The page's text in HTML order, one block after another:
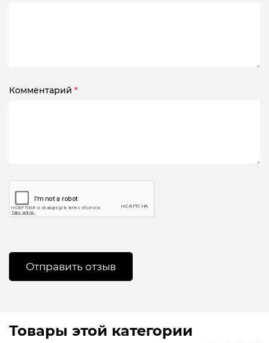
Комментарий *
Товары этой категории